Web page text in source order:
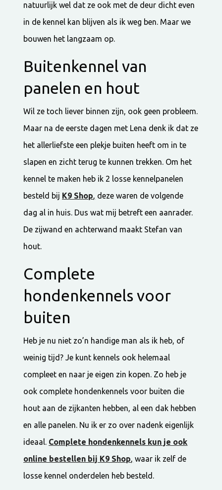
natuurlijk wel dat ze ook met de deur dicht even
in de kennel kan blijven als ik weg ben. Maar we
bouwen het langzaam op.
Buitenkennel van
panelen en hout
Wil ze toch liever binnen zijn, ook geen probleem.
Maar na de eerste dagen met Lena denk ik dat ze
het allerliefste een plekje buiten heeft om in te
slapen en zicht terug te kunnen trekken. Om het
kennel te maken heb ik 2 losse kennelpanelen
besteld bij K9 Shop, deze waren de volgende
dag al in huis. Dus wat mij betreft een aanrader.
De zijwand en achterwand maakt Stefan van
hout.
Complete
hondenkennels voor
buiten
Heb je nu niet zo’n handige man als ik heb, of
weinig tijd? Je kunt kennels ook helemaal
compleet en naar je eigen zin kopen. Zo heb je
ook complete hondenkennels voor buiten die
hout aan de zijkanten hebben, al een dak hebben
en alle panelen. Nu ik er zo over nadenk eigenlijk
ideaal. Complete hondenkennels kun je ook
online bestellen bij K9 Shop, waar ik zelf de
losse kennel onderdelen heb besteld.